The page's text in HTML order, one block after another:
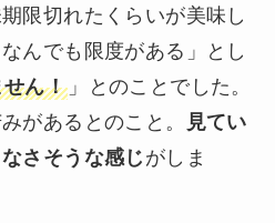
限切れたくらいが美味し
んでも限度がある」とし
ん！ 」とのことでした。
があるとのこと。
見てい
さそうな感じ がしま